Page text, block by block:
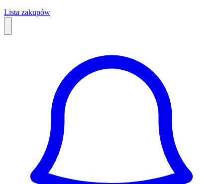
Lista zakupów